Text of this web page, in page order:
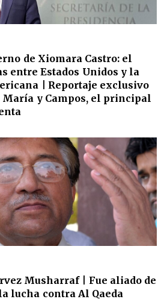
de Xiomara Castro: el
entre Estados Unidos y la
| Reportaje exclusivo
María y Campos, el principal
Musharraf | Fue aliado de
lucha contra Al Qaeda